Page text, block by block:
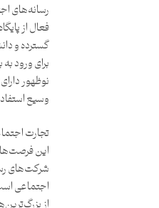
رسانه‌های
فعال از
گسترده و
برای ورود
نوظهور
وسیع
تجارت
این
شرکت‌های
اجتماعی
از